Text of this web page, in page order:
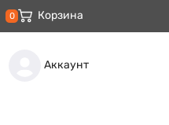
0 Корзина
Аккаунт